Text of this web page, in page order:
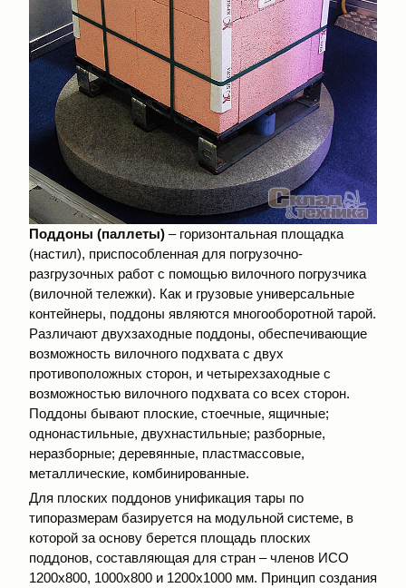
Поддоны (паллеты) – горизонтальная площадка
(настил), приспособленная для погрузочно-
разгрузочных работ с помощью вилочного погрузчика
(вилочной тележки). Как и грузовые универсальные
контейнеры, поддоны являются многооборотной тарой.
Различают двухзаходные поддоны, обеспечивающие
возможность вилочного подхвата с двух
противоположных сторон, и четырехзаходные с
возможностью вилочного подхвата со всех сторон.
Поддоны бывают плоские, стоечные, ящичные;
однонастильные, двухнастильные; разборные,
неразборные; деревянные, пластмассовые,
металлические, комбинированные.
Для плоских поддонов унификация тары по
типоразмерам базируется на модульной системе, в
которой за основу берется площадь плоских
поддонов, составляющая для стран – членов ИСО
1200х800, 1000х800 и 1200х1000 мм. Принцип создания